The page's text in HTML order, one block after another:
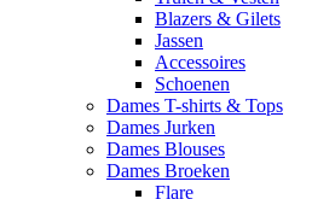
Blazers & Gilets
Jassen
Accessoires
Schoenen
Dames T-shirts & Tops
Dames Jurken
Dames Blouses
Dames Broeken
Flare